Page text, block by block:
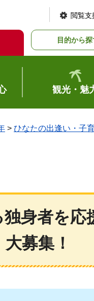
閲覧支
目的から
観光・魅
> ひなたの出逢い・子
身者を
募集！